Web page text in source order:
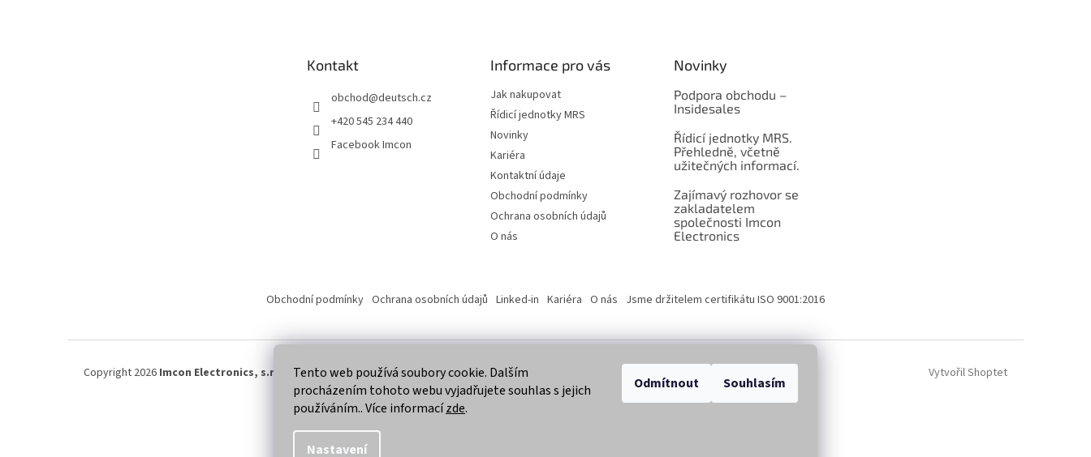
Tento web používá soubory cookie. Dalším
procházením tohoto webu vyjadřujete souhlas s jejich
používáním.. Více informacízde.
Nastavení
Odmítnout Souhlasím
Kontakt
obchod@deutsch.cz
+420 545 234 440
Facebook Imcon
Informace pro vás
Jak nakupovat
Řídicí jednotky MRS
Novinky
Kariéra
Kontaktní údaje
Obchodní podmínky
Ochrana osobních údajů
O nás
Novinky
Podpora obchodu –
Insidesales
Řídicí jednotky MRS.
Přehledně, včetně
užitečných informací.
Zajímavý rozhovor se
zakladatelem
společnosti Imcon
Electronics
Obchodní podmínky Ochrana osobních údajů Linked-in Kariéra O nás Jsme držitelem certifikátu ISO 9001:2016
Vytvořil Shoptet
Copyright 2026 Imcon Electronics, s.r.o. . Všechna práva vyhrazena.